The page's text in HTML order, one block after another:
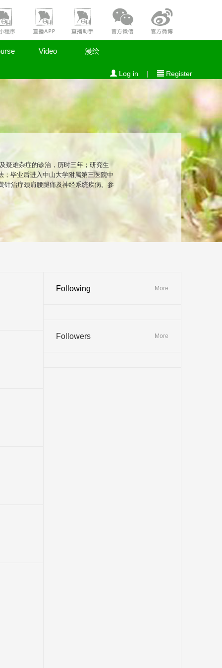
Video 漫绘
Log in | Register
疑难杂症的诊治，历时三年；研究生
毕业后进入中山大学附属第三医院中
针治疗颈肩腰腿痛及神经系统疾病。参
Following More
Followers More